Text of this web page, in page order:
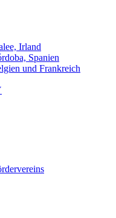
Irland
Spanien
und Frankreich